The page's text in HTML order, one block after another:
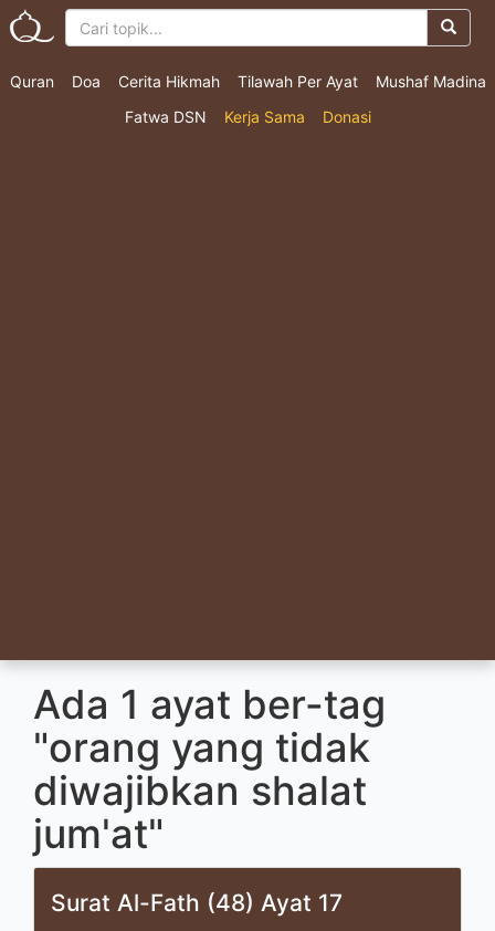
Quran Doa Cerita Hikmah Tilawah Per Ayat
Mushaf Madina
Fatwa DSN
Kerja Sama Donasi
Ada 1 ayat ber-tag
"orang yang tidak
diwajibkan shalat
jum'at"
Surat Al-Fath (48) Ayat 17